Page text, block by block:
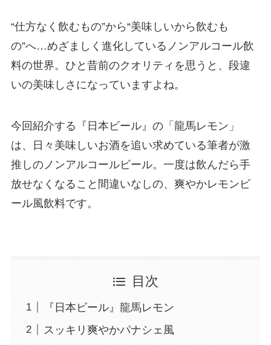
“仕方なく飲むもの”から“美味しいから飲むも
の”へ…めざましく進化しているノンアルコール飲
料の世界。ひと昔前のクオリティを思うと、段違
いの美味しさになっていますよね。
今回紹介する『日本ビール』の「龍馬レモン」
は、日々美味しいお酒を追い求めている筆者が激
推しのノンアルコールビール。一度は飲んだら手
放せなくなること間違いなしの、爽やかレモンビ
ール風飲料です。
目次
『日本ビール』龍馬レモン
スッキリ爽やかパナシェ風